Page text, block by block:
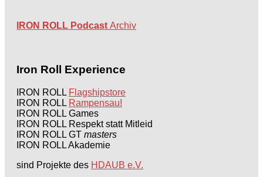
IRON ROLL Podcast Archiv
Iron Roll Experience
IRON ROLL Flagshipstore
IRON ROLL Rampensau!
IRON ROLL Games
IRON ROLL Respekt statt Mitleid
IRON ROLL GT masters
IRON ROLL Akademie
sind Projekte des HDAUB e.V.